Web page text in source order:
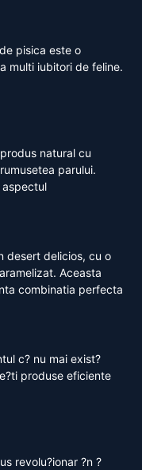
pisica este o
multi iubitori de feline.
natural cu
parului.
aspectul
desert delicios, cu o
Aceasta
combinatia perfecta
c? nu mai exist?
produse eficiente
revolu?ionar ?n ?